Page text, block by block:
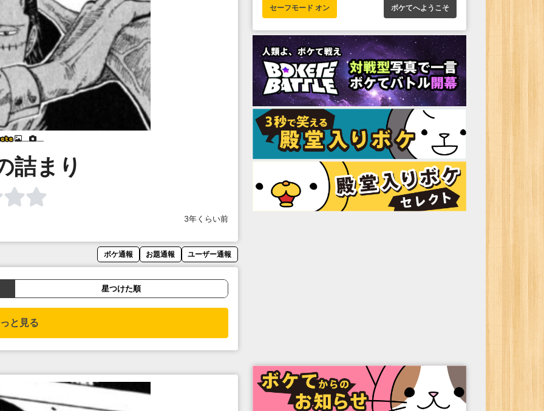
詰まり
3年くらい前
ボケ通報 お題通報 ユーザー通報
星つけた順
と見る
セーフモード オン ボケてへようこそ